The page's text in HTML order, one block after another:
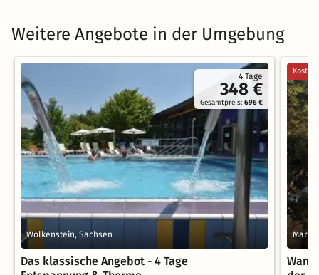
Weitere Angebote in der Umgebung
4 Tage
348 €
Gesamtpreis:696 €
Wolkenstein, Sachsen
Das klassische Angebot - 4 Tage